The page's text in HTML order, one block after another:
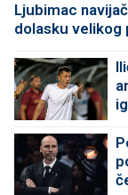
Ljubimac
dolasku velikog